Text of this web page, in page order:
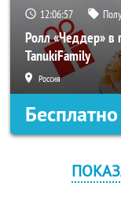
12:06:56
Ролл «Чеддер» в
TanukiFamily
Россия
Бесплатно